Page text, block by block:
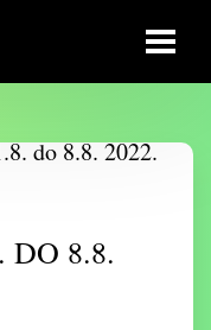
DO 8.8.